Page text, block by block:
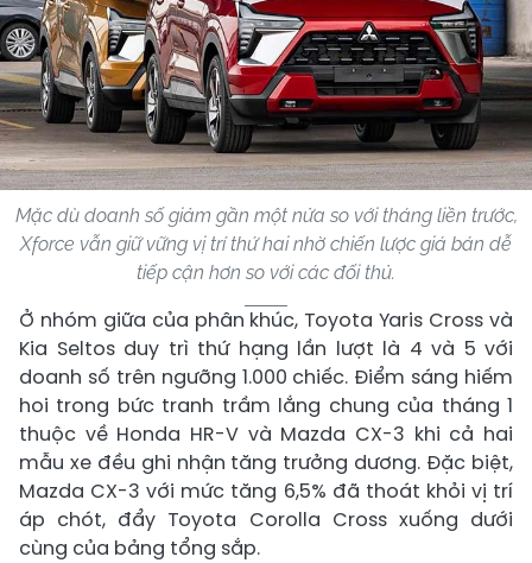
Mặc dù doanh số giảm gần một nửa so với tháng liền trước,
Xforce vẫn giữ vững vị trí thứ hai nhờ chiến lược giá bán dễ
tiếp cận hơn so với các đối thủ.
Ở nhóm giữa của phân khúc, Toyota Yaris Cross và
Kia Seltos duy trì thứ hạng lần lượt là 4 và 5 với
doanh số trên ngưỡng 1.000 chiếc. Điểm sáng hiếm
hoi trong bức tranh trầm lắng chung của tháng 1
thuộc về Honda HR-V và Mazda CX-3 khi cả hai
mẫu xe đều ghi nhận tăng trưởng dương. Đặc biệt,
Mazda CX-3 với mức tăng 6,5% đã thoát khỏi vị trí
áp chót, đẩy Toyota Corolla Cross xuống dưới
cùng của bảng tổng sắp.